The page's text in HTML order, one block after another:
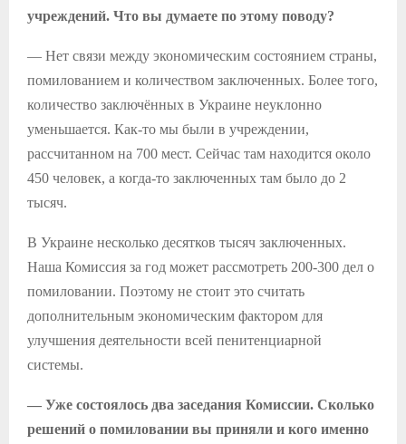
учреждений. Что вы думаете по этому поводу?
— Нет связи между экономическим состоянием страны,
помилованием и количеством заключенных. Более того,
количество заключённых в Украине неуклонно
уменьшается. Как-то мы были в учреждении,
рассчитанном на 700 мест. Сейчас там находится около
450 человек, а когда-то заключенных там было до 2
тысяч.
В Украине несколько десятков тысяч заключенных.
Наша Комиссия за год может рассмотреть 200-300 дел о
помиловании. Поэтому не стоит это считать
дополнительным экономическим фактором для
улучшения деятельности всей пенитенциарной
системы.
— Уже состоялось два заседания Комиссии. Сколько
решений о помиловании вы приняли и кого именно